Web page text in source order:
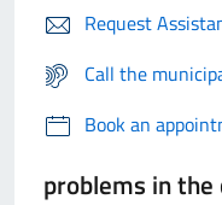
Request
Call the
Book an
problems in the